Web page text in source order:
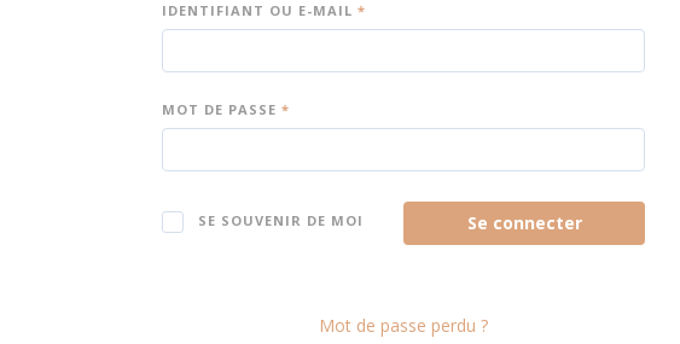
IDENTIFIANT OU E-MAIL *
MOT DE PASSE *
SE SOUVENIR DE MOI Se connecter
Mot de passe perdu ?